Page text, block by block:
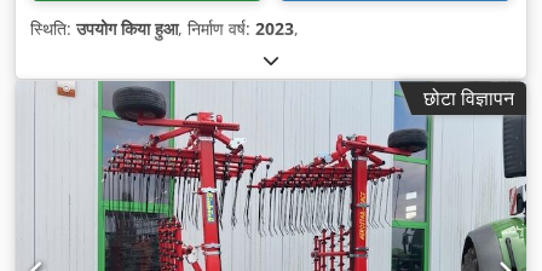
स्थिति:उपयोग किया हुआ, निर्माण वर्ष: 2023,
छोटा विज्ञापन